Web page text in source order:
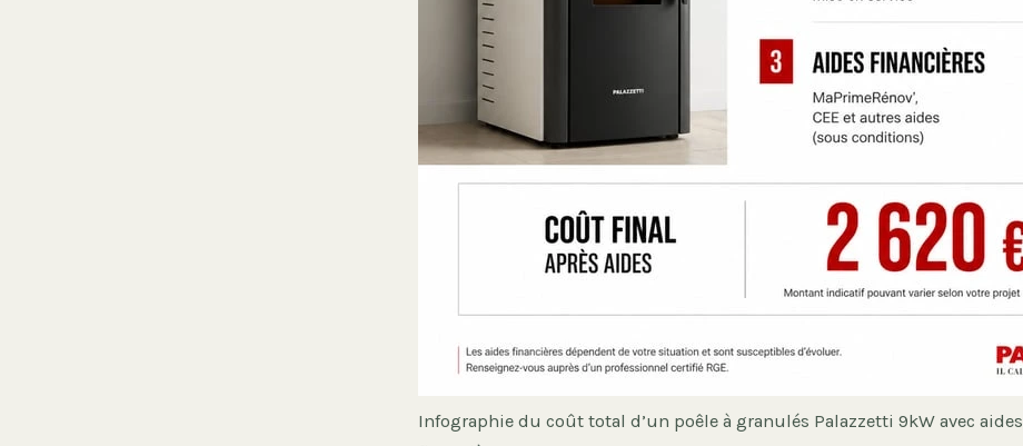
Infographie du coût total d’un poêle à granulés Palazzetti 9kW avec aides